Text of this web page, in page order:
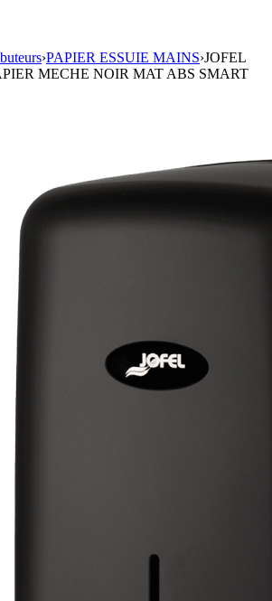
›PAPIER ESSUIE MAINS›JOFEL
MECHE NOIR MAT ABS SMART